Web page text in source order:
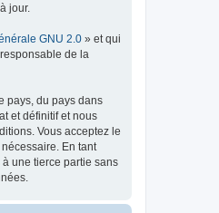
jour.
GNU 2.0 » et qui
de la
pays, du pays dans
et définitif et nous
Vous acceptez le
En tant
une tierce partie sans